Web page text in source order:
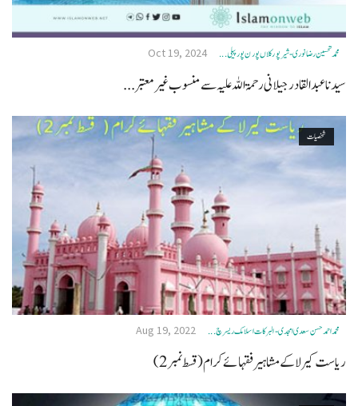
محمد تحسین رضا نوری - شیرپور کلاں پورن پور پیلی ... Oct 19, 2024
سيدنا عبد القادر جيلانى رحمۃ اللہ علیہ سے منسوب غیر معتبر...
شخصیات
محمد احمد حسن سعدی امجدی - البرکات اسلامک ریسرچ ... Aug 19, 2022
ریاست کیرلا کے مشاہیر فقہائے کرام ( قسط نمبر 2)